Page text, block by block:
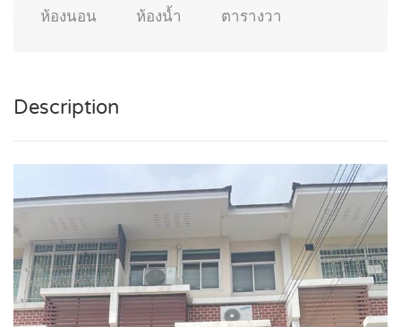
ห้องนอน
ห้องน้ำ
ตารางวา
Description